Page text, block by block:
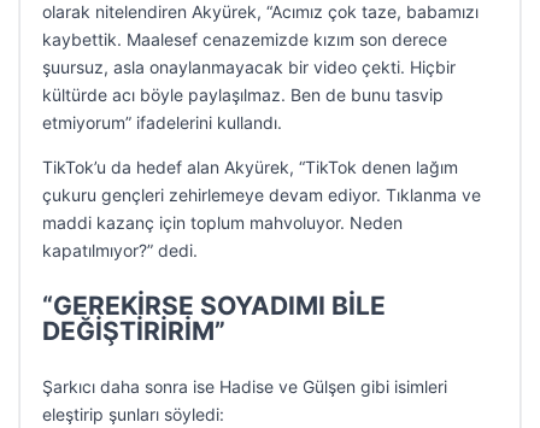
olarak nitelendiren Akyürek, “Acımız çok taze, babamızı
kaybettik. Maalesef cenazemizde kızım son derece
şuursuz, asla onaylanmayacak bir video çekti. Hiçbir
kültürde acı böyle paylaşılmaz. Ben de bunu tasvip
etmiyorum” ifadelerini kullandı.
TikTok’u da hedef alan Akyürek, “TikTok denen lağım
çukuru gençleri zehirlemeye devam ediyor. Tıklanma ve
maddi kazanç için toplum mahvoluyor. Neden
kapatılmıyor?” dedi.
“GEREKİRSE SOYADIMI BİLE
DEĞİŞTİRİRİM”
Şarkıcı daha sonra ise Hadise ve Gülşen gibi isimleri
eleştirip şunları söyledi: